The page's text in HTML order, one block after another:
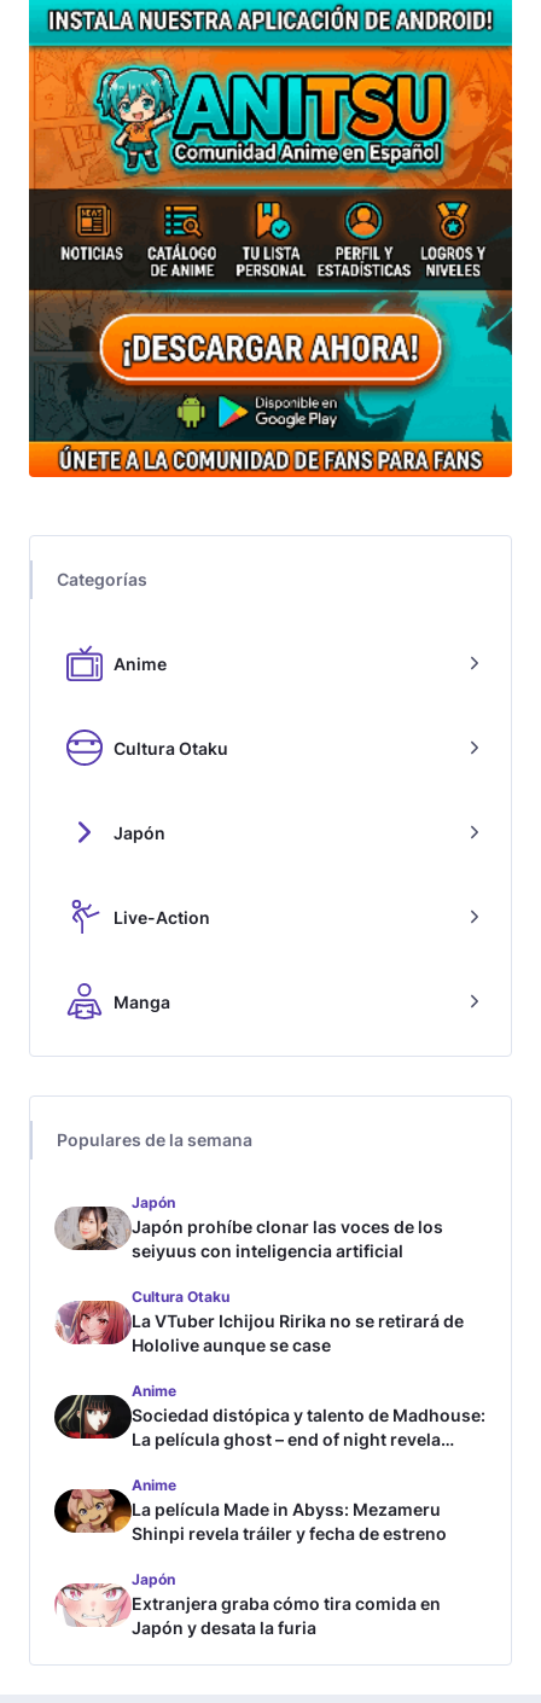
Categorías
Anime
Cultura Otaku
Japón
Live-Action
Manga
Populares de la semana
Japón
Japón prohíbe clonar las voces de los
seiyuus con inteligencia artificial
Cultura Otaku
La VTuber Ichijou Ririka no se retirará de
Hololive aunque se case
Anime
Sociedad distópica y talento de Madhouse:
La película ghost – end of night revela
Anime
La película Made in Abyss: Mezameru
Shinpi revela tráiler y fecha de estreno
Japón
Extranjera graba cómo tira comida en
Japón y desata la furia